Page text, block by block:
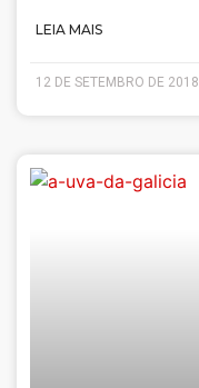
LEIA MAIS
12 DE SETEMBRO DE 2018